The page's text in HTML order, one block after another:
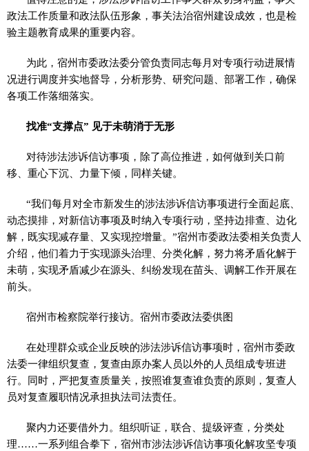
政法工作质量和政法队伍形象，事关法治宿州建设成效，也是检
验主题教育成果的重要内容。
为此，宿州市委政法委分管负责同志每月对专项行动进展情
况进行调度并实地督导，分析形势、研究问题、部署工作，确保
各项工作落细落实。
找准“支撑点” 见于未萌消于无形
对待涉法涉诉信访事项，除了高位推进，如何做到关口前
移、重心下沉、力量下倾，同样关键。
“我们每月对全市新发生的涉法涉诉信访事项进行全面起底、
动态摸排，对新信访事项及时纳入专项行动，坚持边排查、边化
解，既实现减存量、又实现控增量。”宿州市委政法委相关负责人
介绍，他们着力于实现源头治理、分类化解，努力将矛盾化解于
未萌，实现矛盾减少在源头、纠纷发现在苗头、调解工作开展在
前头。
宿州市检察院举行接访。宿州市委政法委供图
在处理群众或企业反映的涉法涉诉信访事项时，宿州市委政
法委一律组织复查，复查由原办案人员以外的人员组成专班进
行。同时，严把复查质量关，按照谁复查谁负责的原则，复查人
员对复查履职情况承担执法司法责任。
聚内力还要借外力。组织听证，联合、提级评查，分类处
理……一系列组合拳下，宿州市涉法涉诉信访事项化解攻坚专项